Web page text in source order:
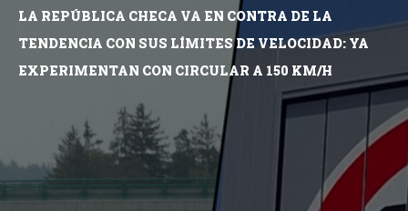
LA REPÚBLICA CHECA VA EN CONTRA DE LA
TENDENCIA CON SUS LÍMITES DE VELOCIDAD: YA
EXPERIMENTAN CON CIRCULAR A 150 KM/H